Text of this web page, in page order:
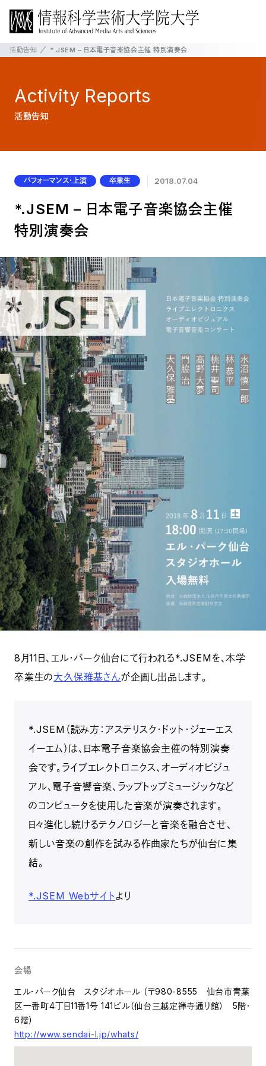
活動告知 *.JSEM – 日本電子音楽協会主催 特別演奏会
Activity Reports
活動告知
パフォーマンス・上演 卒業生 2018.07.04
*.JSEM – 日本電子音楽協会主催
特別演奏会
8月11日、エル・パーク仙台にて行われる*.JSEMを、本学
卒業生の大久保雅基さんが企画し出品します。
*.JSEM（読み方：アステリスク・ドット・ジェーエス
イーエム）は、日本電子音楽協会主催の特別演奏
会です。ライブエレクトロニクス、オーディオビジュ
アル、電子音響音楽、ラップトップミュージックなど
のコンピュータを使用した音楽が演奏されます。
日々進化し続けるテクノロジーと音楽を融合させ、
新しい音楽の創作を試みる作曲家たちが仙台に集
結。
*.JSEM Webサイトより
会場
エル・パーク仙台 スタジオホール （〒980-8555 仙台市青葉
区一番町4丁目11番1号 141ビル（仙台三越定禅寺通り館） 5階・
6階）
http://www.sendai-l.jp/whats/